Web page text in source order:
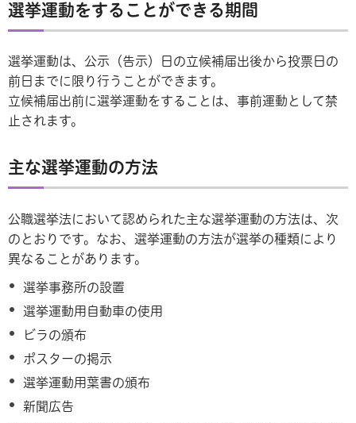
選挙運動をすることができる期間
選挙運動は、公示（告示）日の立候補届出後から投票日の
前日までに限り行うことができます。
立候補届出前に選挙運動をすることは、事前運動として禁
止されます。
主な選挙運動の方法
公職選挙法において認められた主な選挙運動の方法は、次
のとおりです。なお、選挙運動の方法が選挙の種類により
異なることがあります。
選挙事務所の設置
選挙運動用自動車の使用
ビラの頒布
ポスターの掲示
選挙運動用葉書の頒布
新聞広告